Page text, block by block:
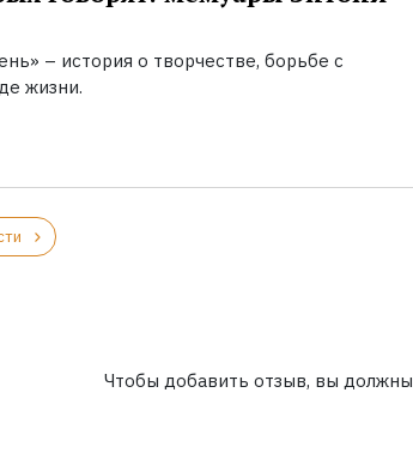
– история о творчестве, борьбе с
жизни.
Чтобы добавить отзыв, вы должны